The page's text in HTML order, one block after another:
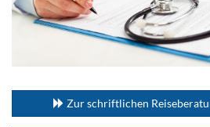
Zur schriftlichen